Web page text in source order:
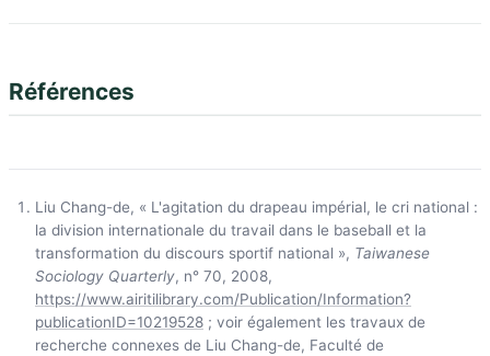
Références
Liu Chang-de, « L'agitation du drapeau impérial, le cri national :
la division internationale du travail dans le baseball et la
transformation du discours sportif national », Taiwanese
Sociology Quarterly, n° 70, 2008,
https://www.airitilibrary.com/Publication/Information?
publicationID=10219528 ; voir également les travaux de
recherche connexes de Liu Chang-de, Faculté de